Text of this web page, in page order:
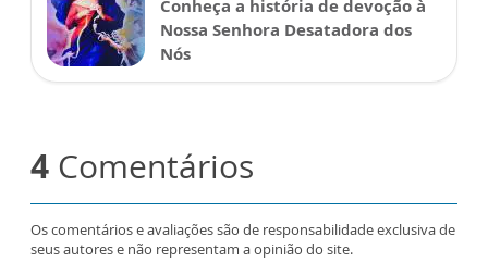
Conheça a história de devoção à
Nossa Senhora Desatadora dos
Nós
4 Comentários
Os comentários e avaliações são de responsabilidade exclusiva de
seus autores e não representam a opinião do site.